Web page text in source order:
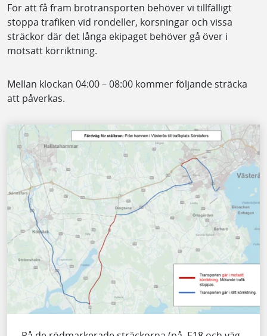
För att få fram brotransporten behöver vi tillfälligt
stoppa trafiken vid rondeller, korsningar och vissa
sträckor där det långa ekipaget behöver gå över i
motsatt körriktning.
Mellan klockan 04:00 – 08:00 kommer följande sträcka
att påverkas.